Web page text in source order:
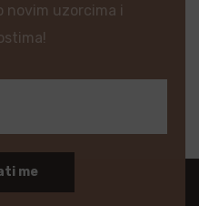
novim uzorcima i
me